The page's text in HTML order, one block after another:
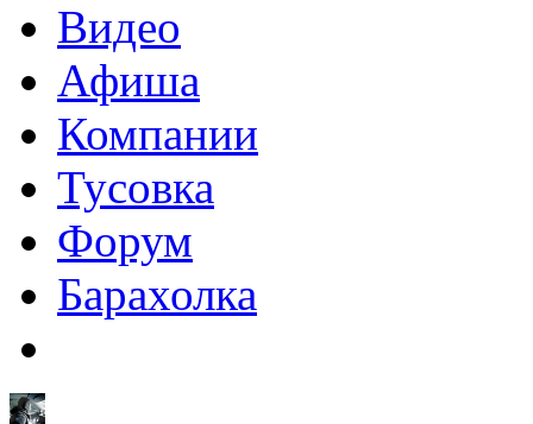
Видео
Афиша
Компании
Тусовка
Форум
Барахолка